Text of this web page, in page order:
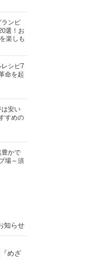
ランピ
選！お
楽しも
レシピ7
命を起
は安い
すめの
豊かで
場～須
知らせ
めざ